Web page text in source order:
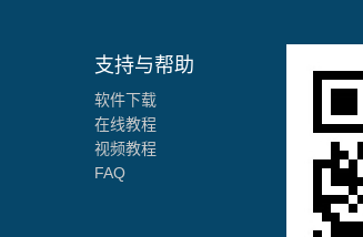
支持与帮助
软件下载
在线教程
视频教程
FAQ